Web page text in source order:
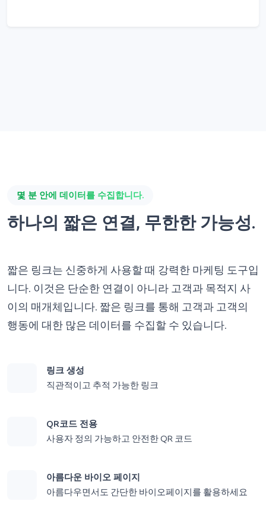
몇 분 안에 데이터를 수집합니다.
하나의 짧은 연결, 무한한 가능성.
짧은 링크는 신중하게 사용할 때 강력한 마케팅 도구입
니다. 이것은 단순한 연결이 아니라 고객과 목적지 사
이의 매개체입니다. 짧은 링크를 통해 고객과 고객의
행동에 대한 많은 데이터를 수집할 수 있습니다.
링크 생성
직관적이고 추적 가능한 링크
QR코드 전용
사용자 정의 가능하고 안전한 QR 코드
아름다운 바이오 페이지
아름다우면서도 간단한 바이오페이지를 활용하세요